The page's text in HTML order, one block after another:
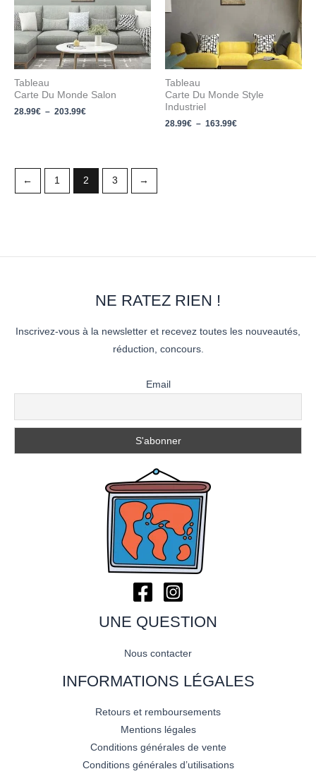
Tableau
Carte Du Monde Salon
28.99€ – 203.99€
Tableau
Carte Du Monde Style
Industriel
28.99€ – 163.99€
← 1 2 3 →
NE RATEZ RIEN !
Inscrivez-vous à la newsletter et recevez toutes les nouveautés,
réduction, concours.
Email
UNE QUESTION
Nous contacter
INFORMATIONS LÉGALES
Retours et remboursements
Mentions légales
Conditions générales de vente
Conditions générales d’utilisations